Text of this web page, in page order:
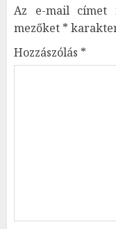
Az e-mail címet
mezőket *
Hozzászólás *